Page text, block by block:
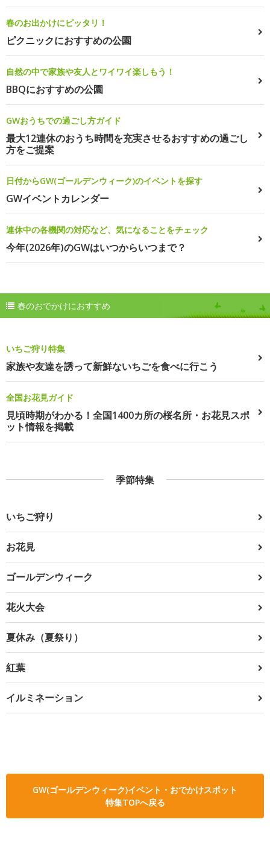
春のお出かけにピッタリ！
ピクニックにおすすめの公園
自然の中で家族や友人とワイワイ楽しもう！
BBQにおすすめの公園
GWおうちでの過ごし方ガイド
最大12連休のおうち時間を充実させるおすすめの過ごし
方をご提案
日付からGW(ゴールデンウィーク)のイベントを探す
GWイベントカレンダー
連休中の各機関の対応など、気になることをチェック
今年(2026年)のGWはいつからいつまで？
春のおでかけにおすすめ
いちご狩り特集
家族や友達を誘って新鮮ないちごを食べに行こう
全国お花見ガイド
見頃時期がわかる！全国1400カ所の桜名所・お花見スポ
ット情報を掲載
季節特集
いちご狩り
お花見
ゴールデンウィーク
花火大会
夏休み（夏祭り）
紅葉
イルミネーション
GW(ゴールデンウィーク)イベント・おでかけスポット
特集TOPへ戻る